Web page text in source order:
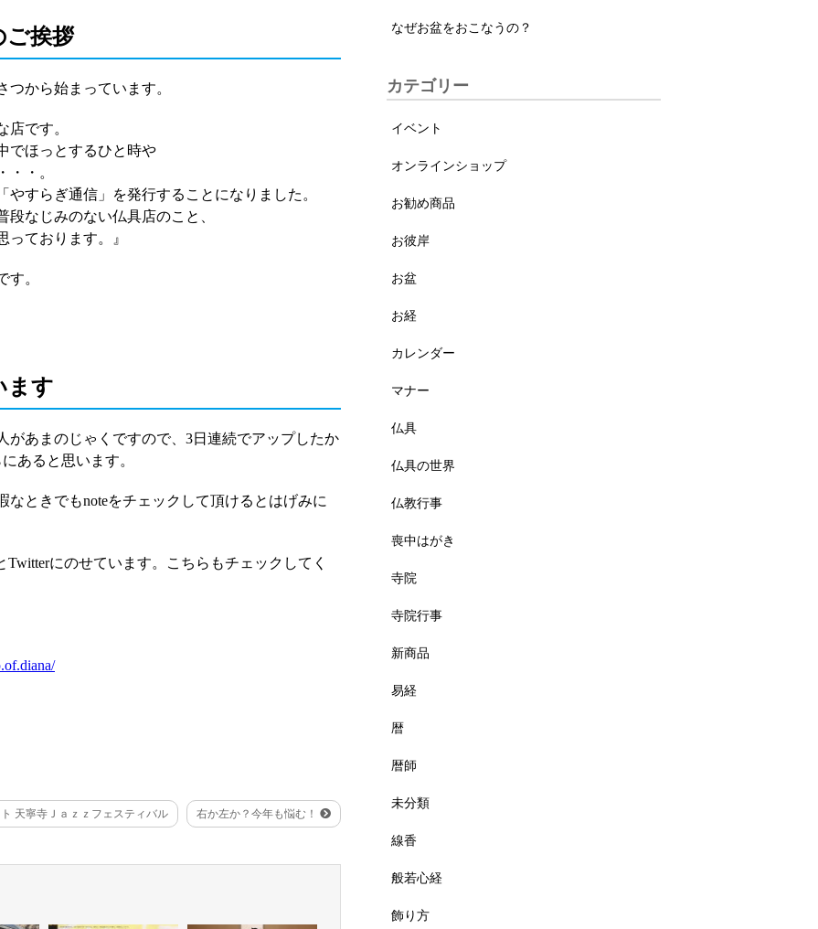
ご挨拶
から始まっています。
店です。
でほっとするひと時や
・・。
すらぎ通信」を発行することになりました。
なじみのない仏具店のこと、
ております。』
す。
ます
があまのじゃくですので、3日連続でアップしたか
あると思います。
ときでもnoteをチェックして頂けるとはげみに
にのせています。こちらもチェックしてく
天寧寺Ｊａｚｚフェスティバル 右か左か？今年も悩む！
なぜお盆をおこなうの？
カテゴリー
イベント
オンラインショップ
お勧め商品
お彼岸
お盆
お経
カレンダー
マナー
仏具
仏具の世界
仏教行事
喪中はがき
寺院
寺院行事
新商品
易経
暦
暦師
未分類
線香
般若心経
飾り方